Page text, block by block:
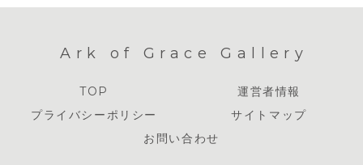
Ark of Grace Gallery
TOP
運営者情報
プライバシーポリシー
サイトマップ
お問い合わせ